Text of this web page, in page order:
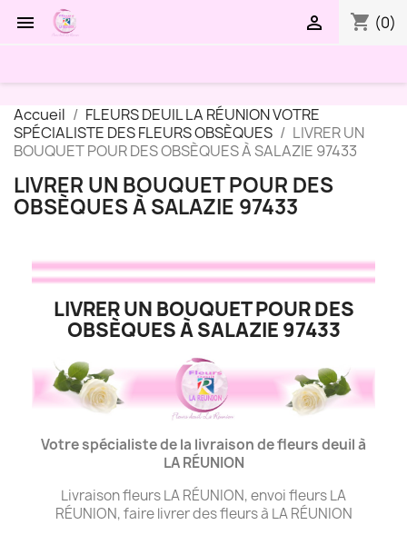
 shopping_cart (0)

Accueil
FLEURS DEUIL LA RÉUNION VOTRE
SPÉCIALISTE DES FLEURS OBSÈQUES
LIVRER UN
BOUQUET POUR DES OBSÈQUES À SALAZIE 97433
LIVRER UN BOUQUET POUR DES
OBSÈQUES À SALAZIE 97433
LIVRER UN BOUQUET POUR DES
OBSÈQUES À SALAZIE 97433
Votre spécialiste de la livraison de fleurs deuil à
LARÉUNION
Livraison fleurs LA RÉUNION, envoi fleurs LA
RÉUNION, faire livrer des fleurs à LA RÉUNION